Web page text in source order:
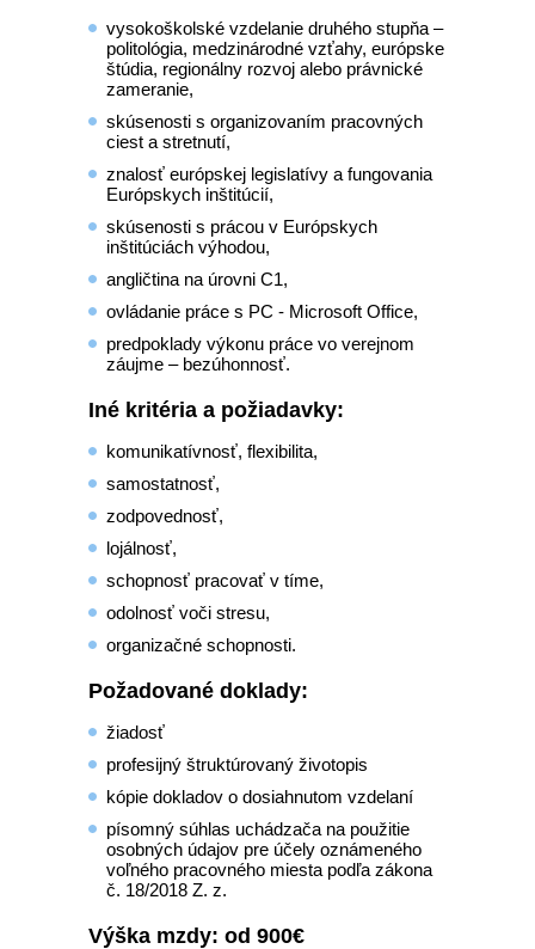
vysokoškolské vzdelanie druhého stupňa –
politológia, medzinárodné vzťahy, európske
štúdia, regionálny rozvoj alebo právnické
zameranie,
skúsenosti s organizovaním pracovných
ciest a stretnutí,
znalosť európskej legislatívy a fungovania
Európskych inštitúcií,
skúsenosti s prácou v Európskych
inštitúciách výhodou,
angličtina na úrovni C1,
ovládanie práce s PC - Microsoft Office,
predpoklady výkonu práce vo verejnom
záujme – bezúhonnosť.
Iné kritéria a požiadavky:
komunikatívnosť, flexibilita,
samostatnosť,
zodpovednosť,
lojálnosť,
schopnosť pracovať v tíme,
odolnosť voči stresu,
organizačné schopnosti.
Požadované doklady:
žiadosť
profesijný štruktúrovaný životopis
kópie dokladov o dosiahnutom vzdelaní
písomný súhlas uchádzača na použitie
osobných údajov pre účely oznámeného
voľného pracovného miesta podľa zákona
č. 18/2018 Z. z.
Výška mzdy: od 900€